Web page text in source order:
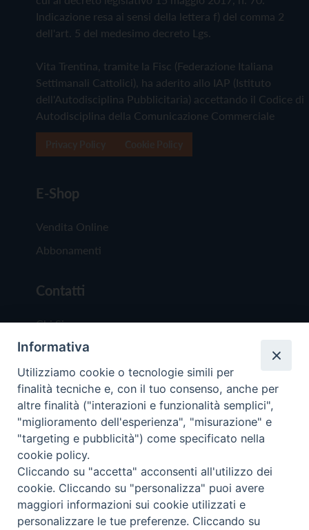
Indicazione resa ai sensi della lettera f) del comma 2
dell'art. 5 del medesimo decreto Lgs.
Vita Trentina, tramite la Fisc (Federazione Italiana
Settimanali Cattolici), ha aderito allo IAP (Istituto
dell'Autodisciplina Pubblicitaria) accettando il Codice di
Autodisciplina della Comunicazione Commerciale
E-Shop
Vendita Online
Abbonamenti
Contatti
Chi Siamo
Redazione
Scrivici
Copyright © 2019 - Tutti i diritti riservati - Vita
Trentina Editrice
Privacy Policy
Informativa
Utilizziamo cookie o tecnologie simili per
finalità tecniche e, con il tuo consenso, anche per
altre finalità ("interazioni e funzionalità semplici",
"miglioramento dell'esperienza", "misurazione" e
"targeting e pubblicità") come specificato nella
cookie policy.
Cliccando su "accetta" acconsenti all'utilizzo dei
cookie. Cliccando su "personalizza" puoi avere
maggiori informazioni sui cookie utilizzati e
personalizzare le tue preferenze. Cliccando su